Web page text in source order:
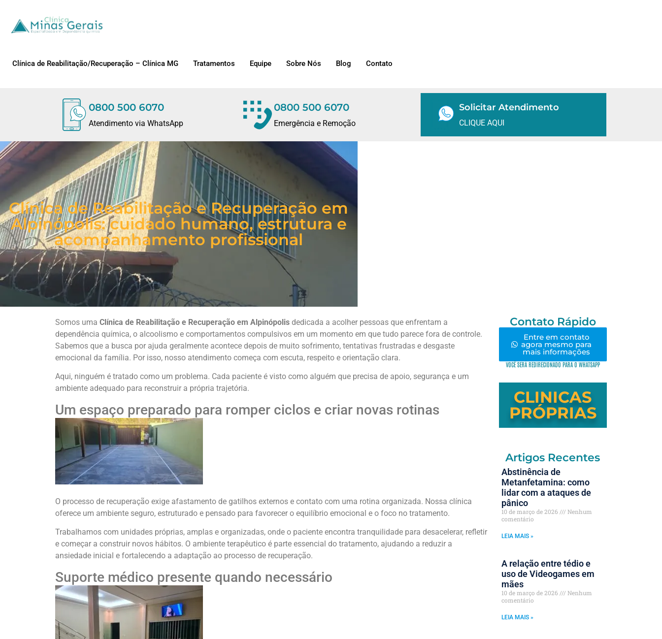
Clínica de Reabilitação/Recuperação – Clínica MG Tratamentos Equipe Sobre Nós Blog Contato
0800 500 6070
Atendimento via WhatsApp
0800 500 6070
Emergência e Remoção
Solicitar Atendimento
CLIQUE AQUI
Clínica de Reabilitação e Recuperação em
Alpinópolis: cuidado humano, estrutura e
acompanhamento profissional
Somos uma Clínica de Reabilitação e Recuperação em Alpinópolis dedicada a acolher pessoas que enfrentam a
dependência química, o alcoolismo e comportamentos compulsivos em um momento em que tudo parece fora de controle.
Sabemos que a busca por ajuda geralmente acontece depois de muito sofrimento, tentativas frustradas e desgaste
emocional da família. Por isso, nosso atendimento começa com escuta, respeito e orientação clara.
Aqui, ninguém é tratado como um problema. Cada paciente é visto como alguém que precisa de apoio, segurança e um
ambiente adequado para reconstruir a própria trajetória.
Um espaço preparado para romper ciclos e criar novas rotinas
O processo de recuperação exige afastamento de gatilhos externos e contato com uma rotina organizada. Nossa clínica
oferece um ambiente seguro, estruturado e pensado para favorecer o equilíbrio emocional e o foco no tratamento.
Trabalhamos com unidades próprias, amplas e organizadas, onde o paciente encontra tranquilidade para desacelerar, refletir
e começar a construir novos hábitos. O ambiente terapêutico é parte essencial do tratamento, ajudando a reduzir a
ansiedade inicial e fortalecendo a adaptação ao processo de recuperação.
Suporte médico presente quando necessário
Contato Rápido
Entre em contato
agora mesmo para
mais informações
VOCÊ SERÁ REDIRECIONADO PARA O WHATSAPP
CLINICAS
PRÓPRIAS
Artigos Recentes
Abstinência de
Metanfetamina: como
lidar com a ataques de
pânico
10 de março de 2026
Nenhum
comentário
LEIA MAIS »
A relação entre tédio e
uso de Videogames em
mães
10 de março de 2026
Nenhum
comentário
LEIA MAIS »